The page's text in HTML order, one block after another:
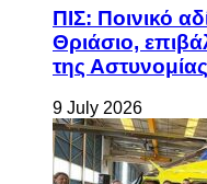
ΠΙΣ: Ποινικό
Θριάσιο,
της Αστυνομίας
9 July 2026